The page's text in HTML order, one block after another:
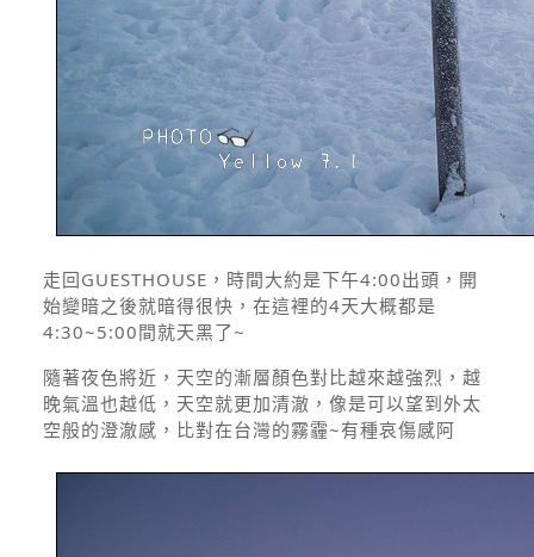
走回GUESTHOUSE，時間大約是下午4:00出頭，開
始變暗之後就暗得很快，在這裡的4天大概都是
4:30~5:00間就天黑了~
隨著夜色將近，天空的漸層顏色對比越來越強烈，越
晚氣溫也越低，天空就更加清澈，像是可以望到外太
空般的澄澈感，比對在台灣的霧霾~有種哀傷感阿